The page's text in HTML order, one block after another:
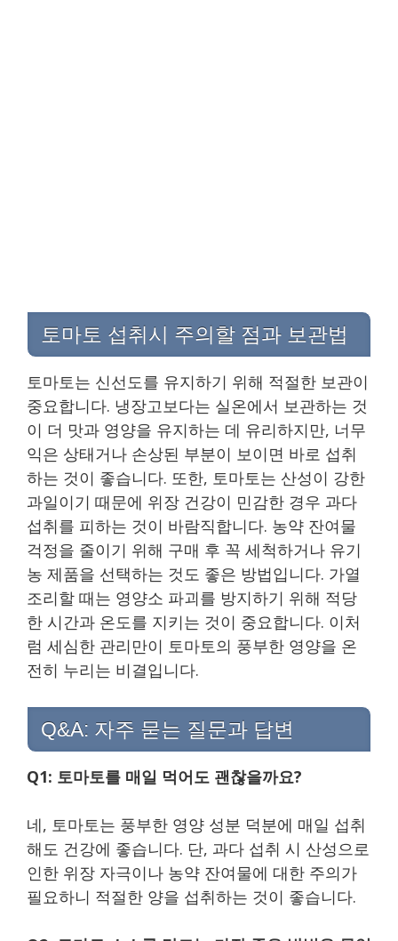
토마토 섭취시 주의할 점과 보관법
토마토는 신선도를 유지하기 위해 적절한 보관이
중요합니다. 냉장고보다는 실온에서 보관하는 것
이 더 맛과 영양을 유지하는 데 유리하지만, 너무
익은 상태거나 손상된 부분이 보이면 바로 섭취
하는 것이 좋습니다. 또한, 토마토는 산성이 강한
과일이기 때문에 위장 건강이 민감한 경우 과다
섭취를 피하는 것이 바람직합니다. 농약 잔여물
걱정을 줄이기 위해 구매 후 꼭 세척하거나 유기
농 제품을 선택하는 것도 좋은 방법입니다. 가열
조리할 때는 영양소 파괴를 방지하기 위해 적당
한 시간과 온도를 지키는 것이 중요합니다. 이처
럼 세심한 관리만이 토마토의 풍부한 영양을 온
전히 누리는 비결입니다.
Q&A: 자주 묻는 질문과 답변
Q1: 토마토를 매일 먹어도 괜찮을까요?
네, 토마토는 풍부한 영양 성분 덕분에 매일 섭취
해도 건강에 좋습니다. 단, 과다 섭취 시 산성으로
인한 위장 자극이나 농약 잔여물에 대한 주의가
필요하니 적절한 양을 섭취하는 것이 좋습니다.